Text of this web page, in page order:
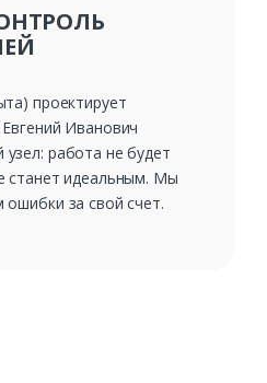
проектирует
Иванович
работа не будет
станет идеальным. Мы
ошибки за свой счет.